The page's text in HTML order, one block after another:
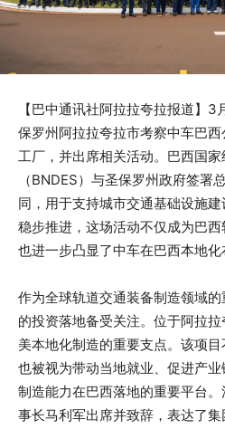
【巴中通讯社阿拉拉夸拉报道】
保罗州阿拉拉夸拉市考察中车巴
工厂，并出席相关活动。巴西国
（BNDES）与圣保罗州政府签署
同，用于支持城市交通基础设施
稳步推进，这场活动不仅成为巴西
也进一步凸显了中车在巴西本地化
作为全球轨道交通装备制造领域
的投资落地备受关注。位于阿拉
美本地化制造的重要支点。该项
也被视为带动当地就业、促进产
制造能力在巴西落地的重要平台
事长马利军出席并致辞，表达了集